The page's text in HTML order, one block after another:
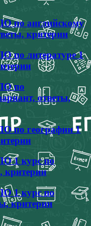
по английскому
критерии
по литературе 1
по
ответы,
по географии 1
1 курс по
критерии
1 курс по
критерии